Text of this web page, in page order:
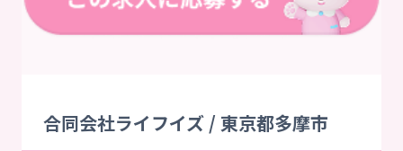
合同会社ライフイズ / 東京都多摩市